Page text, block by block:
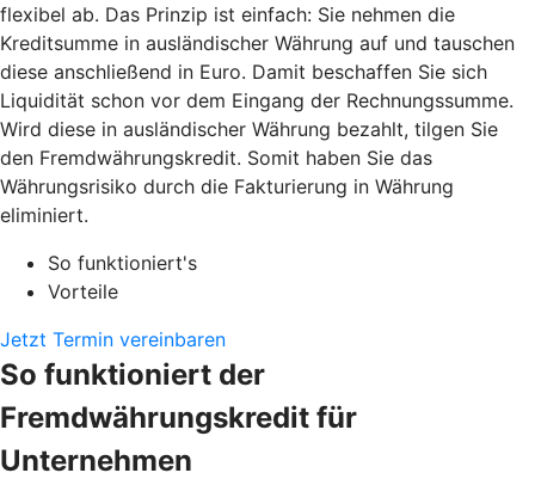
flexibel ab. Das Prinzip ist einfach: Sie nehmen die
Kreditsumme in ausländischer Währung auf und tauschen
diese anschließend in Euro. Damit beschaffen Sie sich
Liquidität schon vor dem Eingang der Rechnungssumme.
Wird diese in ausländischer Währung bezahlt, tilgen Sie
den Fremdwährungskredit. Somit haben Sie das
Währungsrisiko durch die Fakturierung in Währung
eliminiert.
So funktioniert's
Vorteile
Jetzt Termin vereinbaren
So funktioniert der
Fremdwährungskredit für
Unternehmen